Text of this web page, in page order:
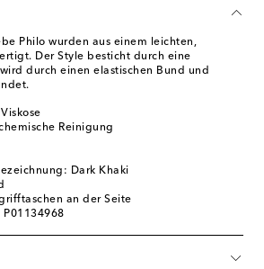
Philo wurden aus einem leichten,
Der Style besticht durch eine
durch einen elastischen Bund und
Reinigung
Dark Khaki
an der Seite